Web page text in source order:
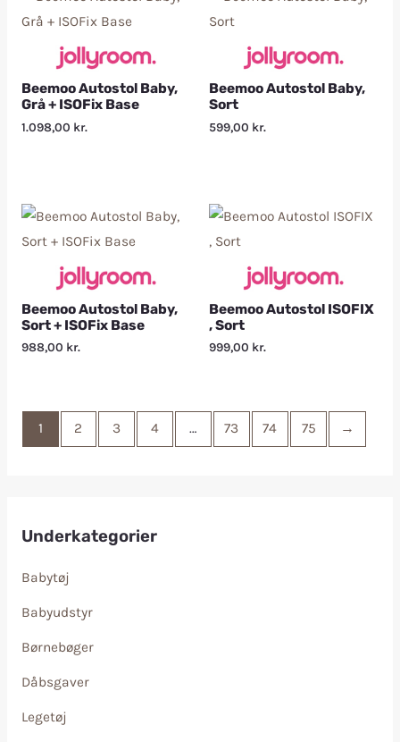
Underkategorier
Babytøj
Babyudstyr
Børnebøger
Dåbsgaver
Legetøj
Beemoo Autostol Baby,
Grå + ISOFix Base
1.098,00 kr.
Beemoo Autostol Baby,
Sort
599,00 kr.
Beemoo Autostol Baby,
Sort + ISOFix Base
988,00 kr.
Beemoo Autostol ISOFIX
, Sort
999,00 kr.
1 2 3 4 … 73 74 75 →